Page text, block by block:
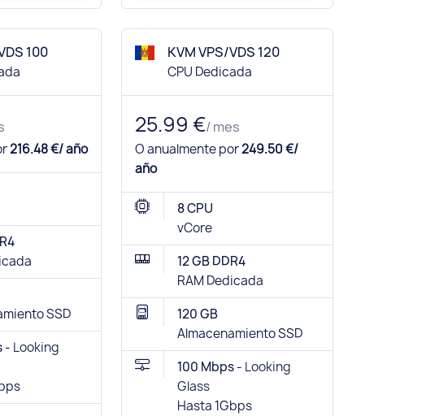
100
216.48 €/ año
SSD
- Looking
KVM VPS/VDS 120
CPU Dedicada
25.99 €/ mes
O anualmente por249.50 €/
año
8 CPU
vCore
12 GB DDR4
RAM Dedicada
120 GB
Almacenamiento SSD
100 Mbps - Looking
Glass
Hasta 1Gbps